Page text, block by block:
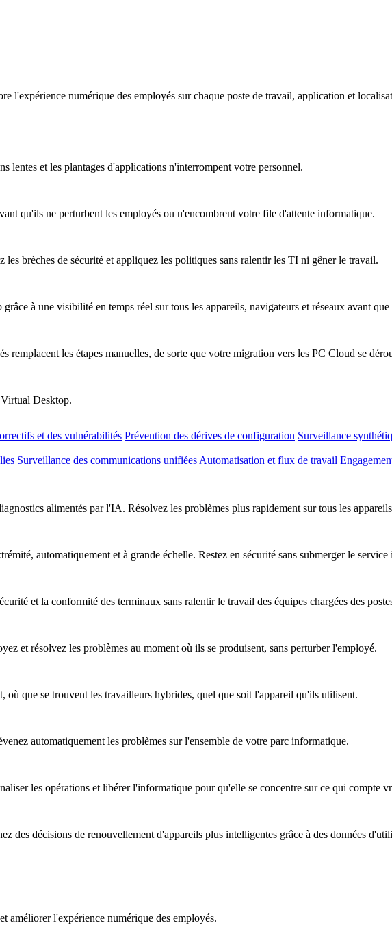
l'expérience numérique des employés sur chaque poste de travail, application et
lentes et les plantages d'applications n'interrompent votre personnel.
qu'ils ne perturbent les employés ou n'encombrent votre file d'attente informatique.
brèches de sécurité et appliquez les politiques sans ralentir les TI ni gêner le travail.
à une visibilité en temps réel sur tous les appareils, navigateurs et réseaux avant
les étapes manuelles, de sorte que votre migration vers les PC Cloud se
Desktop.
et des vulnérabilités Prévention des dérives de configuration Surveillance
Surveillance des communications unifiées Automatisation et flux de travail
alimentés par l'IA. Résolvez les problèmes plus rapidement sur tous les
automatiquement et à grande échelle. Restez en sécurité sans submerger le
et la conformité des terminaux sans ralentir le travail des équipes chargées des
et résolvez les problèmes au moment où ils se produisent, sans perturber l'employé.
où que se trouvent les travailleurs hybrides, quel que soit l'appareil qu'ils utilisent.
automatiquement les problèmes sur l'ensemble de votre parc informatique.
les opérations et libérer l'informatique pour qu'elle se concentre sur ce qui compte
des décisions de renouvellement d'appareils plus intelligentes grâce à des données
améliorer l'expérience numérique des employés.